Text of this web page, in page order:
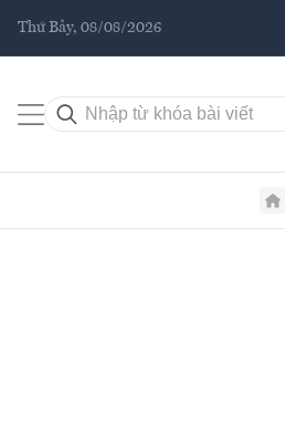
Thứ Bảy, 08/08/2026